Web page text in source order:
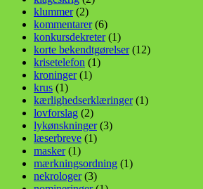
klummer(2)
kommentarer(6)
konkursdekreter(1)
korte bekendtgørelser(12)
krisetelefon (1)
kroninger(1)
krus (1)
kærlighedserklæringer(1)
lovforslag (2)
lykønskninger(3)
læserbreve (1)
masker(1)
mærkningsordning (1)
nekrologer(3)